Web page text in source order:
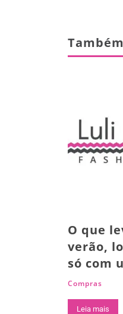
O que
verão,
só com
Compras
Leia mais